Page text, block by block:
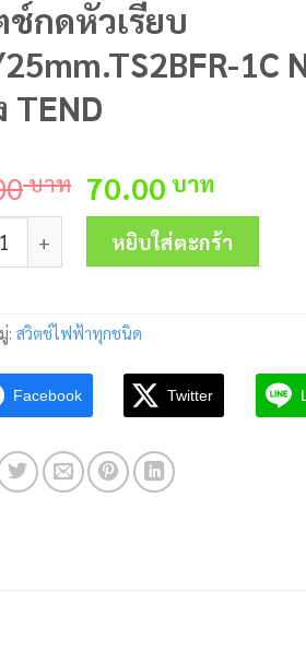
กดหัวเรียบ
1C
TEND
บาท Original
price
was:
90.00 บาท.
70.00 บาท
price
is:
70.00
วิตช์กดหัวเรียบ 22/25mm.TS2BFR-
หยิบใส่ตะกร้า
: สวิตช์ไฟฟ้าทุกชนิด
Facebook Twitter